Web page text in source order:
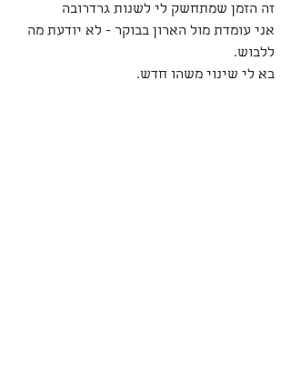
זה הזמן שמתחשק לי לשנות גרדרובה
אני עומדת מול הארון בבוקר - לא יודעת מה
ללבוש.
בא לי שינוי משהו חדש.